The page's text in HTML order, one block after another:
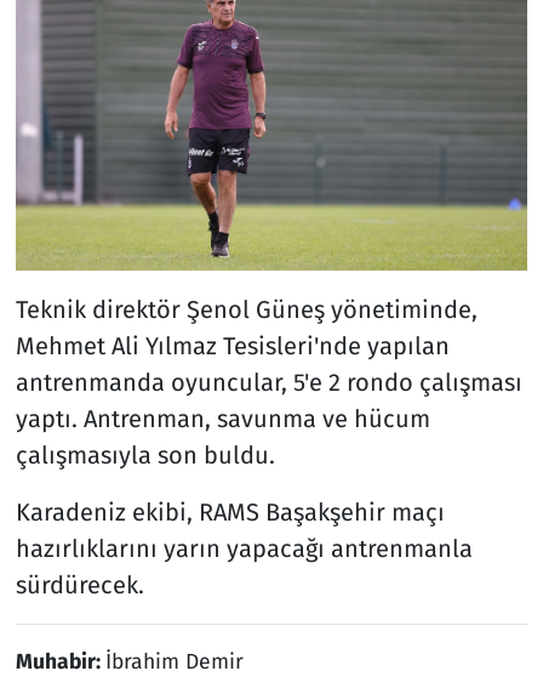
Teknik direktör Şenol Güneş yönetiminde,
Mehmet Ali Yılmaz Tesisleri'nde yapılan
antrenmanda oyuncular, 5'e 2 rondo çalışması
yaptı. Antrenman, savunma ve hücum
çalışmasıyla son buldu.
Karadeniz ekibi, RAMS Başakşehir maçı
hazırlıklarını yarın yapacağı antrenmanla
sürdürecek.
Muhabir: İbrahim Demir
Televizyon